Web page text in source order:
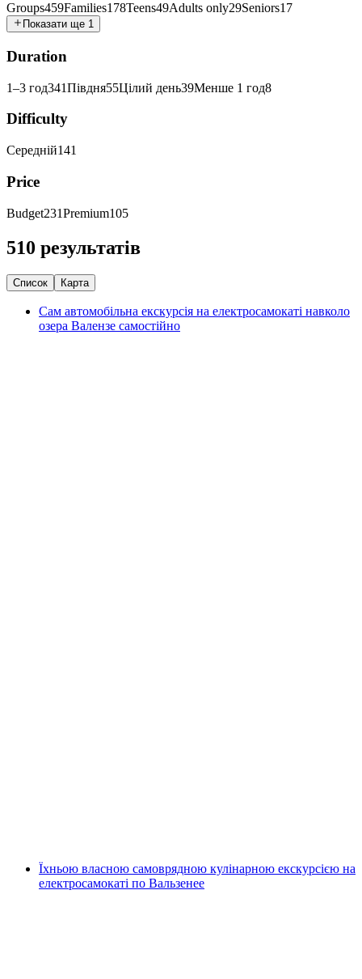
Groups459Families178Teens49Adults only29Seniors17
Показати ще 1
Duration
1–3 год341Півдня55Цілий день39Менше 1 год8
Difficulty
Середній141
Price
Budget231Premium105
510 результатів
Список Карта
Сам автомобільна екскурсія на електросамокаті навколо
озера Валензе самостійно
Їхньою власною самоврядною кулінарною екскурсією на
електросамокаті по Вальзенее